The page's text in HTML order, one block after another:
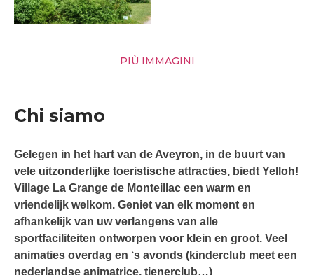
PIÙ IMMAGINI
Chi siamo
Gelegen in het hart van de Aveyron, in de buurt van
vele uitzonderlijke toeristische attracties, biedt Yelloh!
Village La Grange de Monteillac een warm en
vriendelijk welkom. Geniet van elk moment en
afhankelijk van uw verlangens van alle
sportfaciliteiten ontworpen voor klein en groot. Veel
animaties overdag en ‘s avonds (kinderclub meet een
nederlandse animatrice, tienerclub…)